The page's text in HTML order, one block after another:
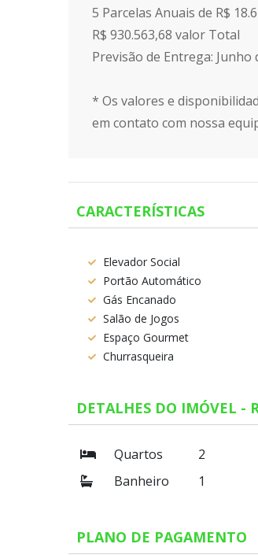
5 Parcelas Anuais de R$
R$ 930.563,68 valor Total
Previsão de Entrega: Junho
* Os valores e
em contato com nossa
CARACTERÍSTICAS
Elevador Social
Portão Automático
Gás Encanado
Salão de Jogos
Espaço Gourmet
Churrasqueira
DETALHES DO IMÓVEL -
Quartos 2
Banheiro
1
PLANO DE PAGAMENTO